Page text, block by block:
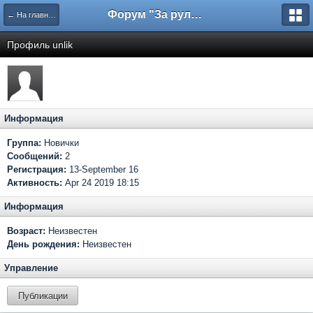
← На главную Форум "За рулем"
Профиль unlik
Информация
Группа: Новички
Сообщений: 2
Регистрация: 13-September 16
Активность: Apr 24 2019 18:15
Информация
Возраст: Неизвестен
День рождения: Неизвестен
Управление
Публикации